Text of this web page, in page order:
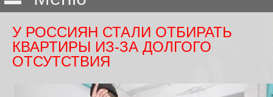
У РОССИЯН СТАЛИ ОТБИРАТЬ
КВАРТИРЫ ИЗ-ЗА ДОЛГОГО
ОТСУТСТВИЯ